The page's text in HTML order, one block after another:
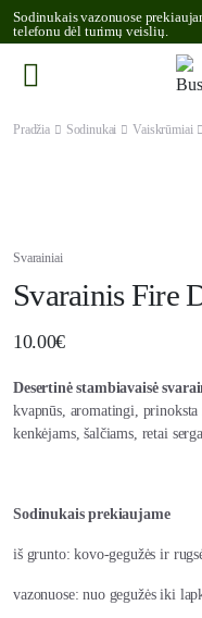
Sodinukais vazonuose
telefonu dėl turimų veislių.
Pradžia Sodinukai Vaiskrūmiai
Svarainiai
Svarainis Fire
10.00€
Desertinė stambiavaisė
kvapnūs, aromatingi, prinoksta
kenkėjams, šalčiams, retai
Sodinukais prekiaujame
iš grunto: kovo-gegužės ir
vazonuose: nuo gegužės iki